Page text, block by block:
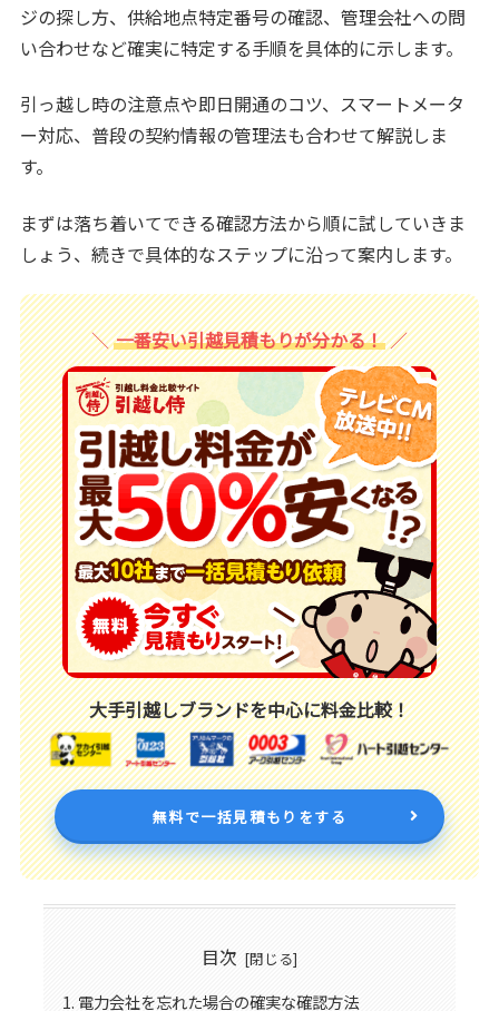
ジの探し方、供給地点特定番号の確認、管理会社への問
い合わせなど確実に特定する手順を具体的に示します。
引っ越し時の注意点や即日開通のコツ、スマートメータ
ー対応、普段の契約情報の管理法も合わせて解説しま
す。
まずは落ち着いてできる確認方法から順に試していきま
しょう、続きで具体的なステップに沿って案内します。
一番安い引越見積もりが分かる！
大手引越しブランドを中心に料金比較！
無料で一括見積もりをする
目次
電力会社を忘れた場合の確実な確認方法